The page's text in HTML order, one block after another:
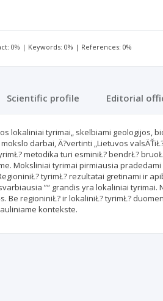
0% | Keywords: 0% | References: 0%
Scientific profile Editorial
lokaliniai tyrimai„ skelbiami geologijos,
darbai, Ä?vertinti „Lietuvos
metodika turi esminiŁ? bendrŁ?
Moksliniai tyrimai pirmiausia
tyrimŁ? rezultatai gretinami ir
”“ grandis yra lokaliniai tyrimai.
Be regioniniŁ? ir lokaliniŁ? tyrimŁ?
kontekste.